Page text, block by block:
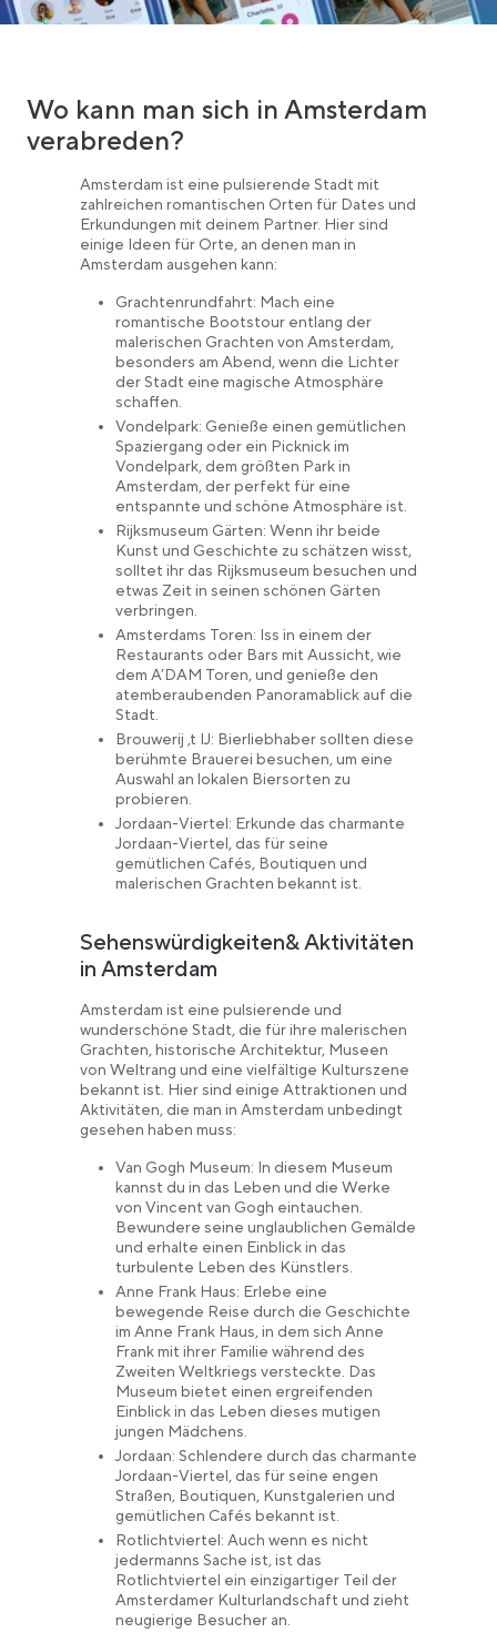
Wo kann man sich in Amsterdam
verabreden?
Amsterdam ist eine pulsierende Stadt mit
zahlreichen romantischen Orten für Dates und
Erkundungen mit deinem Partner. Hier sind
einige Ideen für Orte, an denen man in
Amsterdam ausgehen kann:
Grachtenrundfahrt: Mach eine
romantische Bootstour entlang der
malerischen Grachten von Amsterdam,
besonders am Abend, wenn die Lichter
der Stadt eine magische Atmosphäre
schaffen.
Vondelpark: Genieße einen gemütlichen
Spaziergang oder ein Picknick im
Vondelpark, dem größten Park in
Amsterdam, der perfekt für eine
entspannte und schöne Atmosphäre ist.
Rijksmuseum Gärten: Wenn ihr beide
Kunst und Geschichte zu schätzen wisst,
solltet ihr das Rijksmuseum besuchen und
etwas Zeit in seinen schönen Gärten
verbringen.
Amsterdams Toren: Iss in einem der
Restaurants oder Bars mit Aussicht, wie
dem A’DAM Toren, und genieße den
atemberaubenden Panoramablick auf die
Stadt.
Brouwerij ‚t IJ: Bierliebhaber sollten diese
berühmte Brauerei besuchen, um eine
Auswahl an lokalen Biersorten zu
probieren.
Jordaan-Viertel: Erkunde das charmante
Jordaan-Viertel, das für seine
gemütlichen Cafés, Boutiquen und
malerischen Grachten bekannt ist.
Sehenswürdigkeiten& Aktivitäten
in Amsterdam
Amsterdam ist eine pulsierende und
wunderschöne Stadt, die für ihre malerischen
Grachten, historische Architektur, Museen
von Weltrang und eine vielfältige Kulturszene
bekannt ist. Hier sind einige Attraktionen und
Aktivitäten, die man in Amsterdam unbedingt
gesehen haben muss:
Van Gogh Museum: In diesem Museum
kannst du in das Leben und die Werke
von Vincent van Gogh eintauchen.
Bewundere seine unglaublichen Gemälde
und erhalte einen Einblick in das
turbulente Leben des Künstlers.
Anne Frank Haus: Erlebe eine
bewegende Reise durch die Geschichte
im Anne Frank Haus, in dem sich Anne
Frank mit ihrer Familie während des
Zweiten Weltkriegs versteckte. Das
Museum bietet einen ergreifenden
Einblick in das Leben dieses mutigen
jungen Mädchens.
Jordaan: Schlendere durch das charmante
Jordaan-Viertel, das für seine engen
Straßen, Boutiquen, Kunstgalerien und
gemütlichen Cafés bekannt ist.
Rotlichtviertel: Auch wenn es nicht
jedermanns Sache ist, ist das
Rotlichtviertel ein einzigartiger Teil der
Amsterdamer Kulturlandschaft und zieht
neugierige Besucher an.